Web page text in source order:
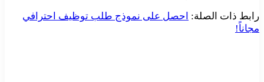
رابط ذات الصلة: احصل على نموذج طلب توظيف احترافي
مجاناً!